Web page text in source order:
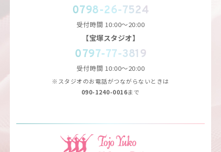
0798-26-7524
受付時間 10:00～20:00
【宝塚スタジオ】
0797-77-3819
受付時間 10:00～20:00
※スタジオのお電話がつながらないときは
090-1240-0016まで